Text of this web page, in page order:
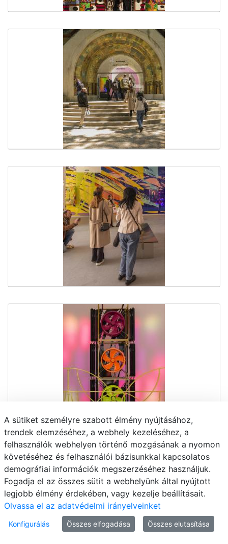
A sütiket személyre szabott élmény nyújtásához,
trendek elemzéséhez, a webhely kezeléséhez, a
felhasználók webhelyen történő mozgásának a nyomon
követéséhez és felhasználói bázisunkkal kapcsolatos
demográfiai információk megszerzéséhez használjuk.
Fogadja el az összes sütit a webhelyünk által nyújtott
legjobb élmény érdekében, vagy kezelje beállításait.
Olvassa el az adatvédelmi irányelveinket
Konfigurálás Összes elfogadása Összes elutasítása